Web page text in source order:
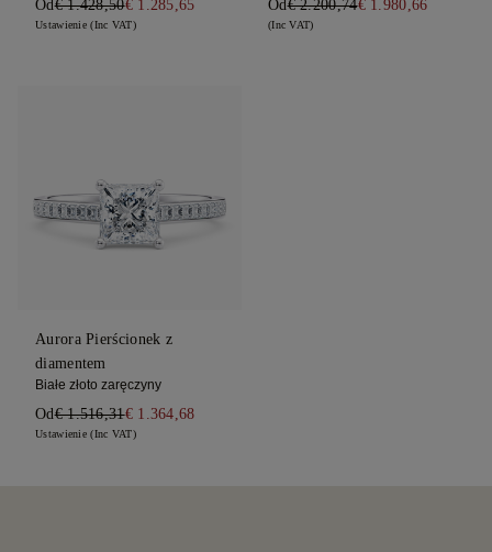
Od€ 1.428,50€ 1.285,65
Ustawienie (Inc VAT)
Od€ 2.200,74€ 1.980,66
(Inc VAT)
Aurora Pierścionek z
diamentem
Białe złoto zaręczyny
Od€ 1.516,31€ 1.364,68
Ustawienie (Inc VAT)